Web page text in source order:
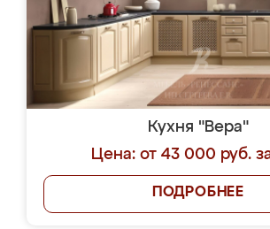
Кухня "Вера"
Цена: от 43 000 руб.
ПОДРОБНЕЕ